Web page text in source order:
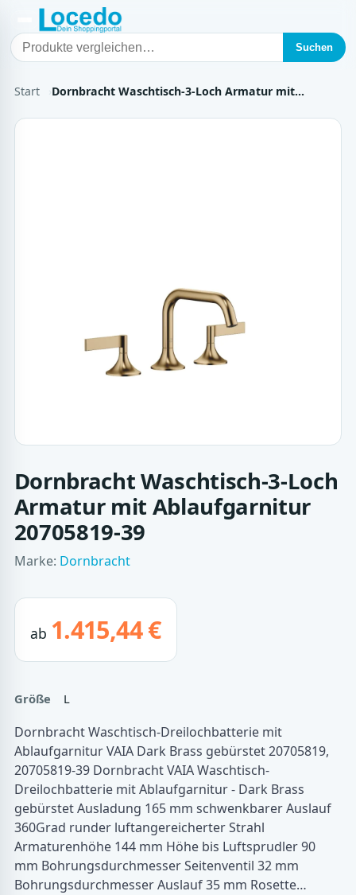
Suchen
Start Dornbracht Waschtisch-3-Loch Armatur mit…
Dornbracht Waschtisch-3-Loch
Armatur mit Ablaufgarnitur
20705819-39
Marke: Dornbracht
ab 1.415,44 €
Größe L
Dornbracht Waschtisch-Dreilochbatterie mit
Ablaufgarnitur VAIA Dark Brass gebürstet 20705819,
20705819-39 Dornbracht VAIA Waschtisch-
Dreilochbatterie mit Ablaufgarnitur - Dark Brass
gebürstet Ausladung 165 mm schwenkbarer Auslauf
360Grad runder luftangereicherter Strahl
Armaturenhöhe 144 mm Höhe bis Luftsprudler 90
mm Bohrungsdurchmesser Seitenventil 32 mm
Bohrungsdurchmesser Auslauf 35 mm Rosette…